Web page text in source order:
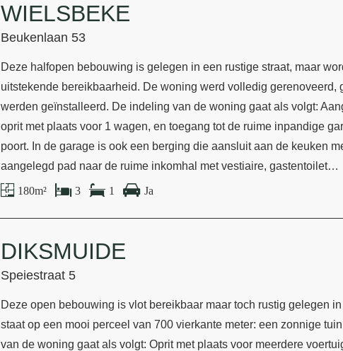
WIELSBEKE
Beukenlaan 53
Deze halfopen bebouwing is gelegen in een rustige straat, maar
uitstekende bereikbaarheid. De woning werd volledig gerenoveerd,
werden geïnstalleerd. De indeling van de woning gaat als volgt:
oprit met plaats voor 1 wagen, en toegang tot de ruime inpandige
poort. In de garage is ook een berging die aansluit aan de keuken
aangelegd pad naar de ruime inkomhal met vestiaire, gastentoilet…
180 m² 3 1 Ja
DIKSMUIDE
Speiestraat 5
Deze open bebouwing is vlot bereikbaar maar toch rustig gelegen
staat op een mooi perceel van 700 vierkante meter: een zonnige
van de woning gaat als volgt: Oprit met plaats voor meerdere